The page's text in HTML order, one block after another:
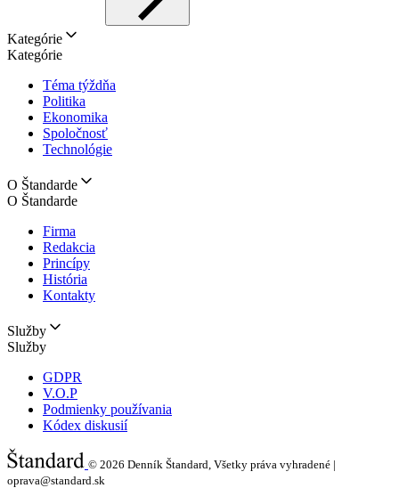
Kategórie
Kategórie
Téma týždňa
Politika
Ekonomika
Spoločnosť
Technológie
O Štandarde
O Štandarde
Firma
Redakcia
Princípy
História
Kontakty
Služby
Služby
GDPR
V.O.P
Podmienky používania
Kódex diskusií
© 2026 Denník Štandard, Všetky práva vyhradené |
oprava@standard.sk